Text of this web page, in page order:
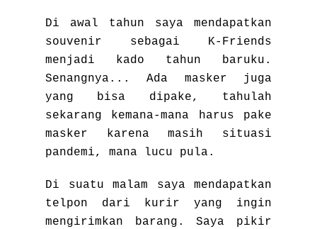
Di awal tahun saya mendapatkan
souvenir sebagai K-Friends
menjadi kado tahun baruku.
Senangnya... Ada masker juga
yang bisa dipake, tahulah
sekarang kemana-mana harus pake
masker karena masih situasi
pandemi, mana lucu pula.
Di suatu malam saya mendapatkan
telpon dari kurir yang ingin
mengirimkan barang. Saya pikir